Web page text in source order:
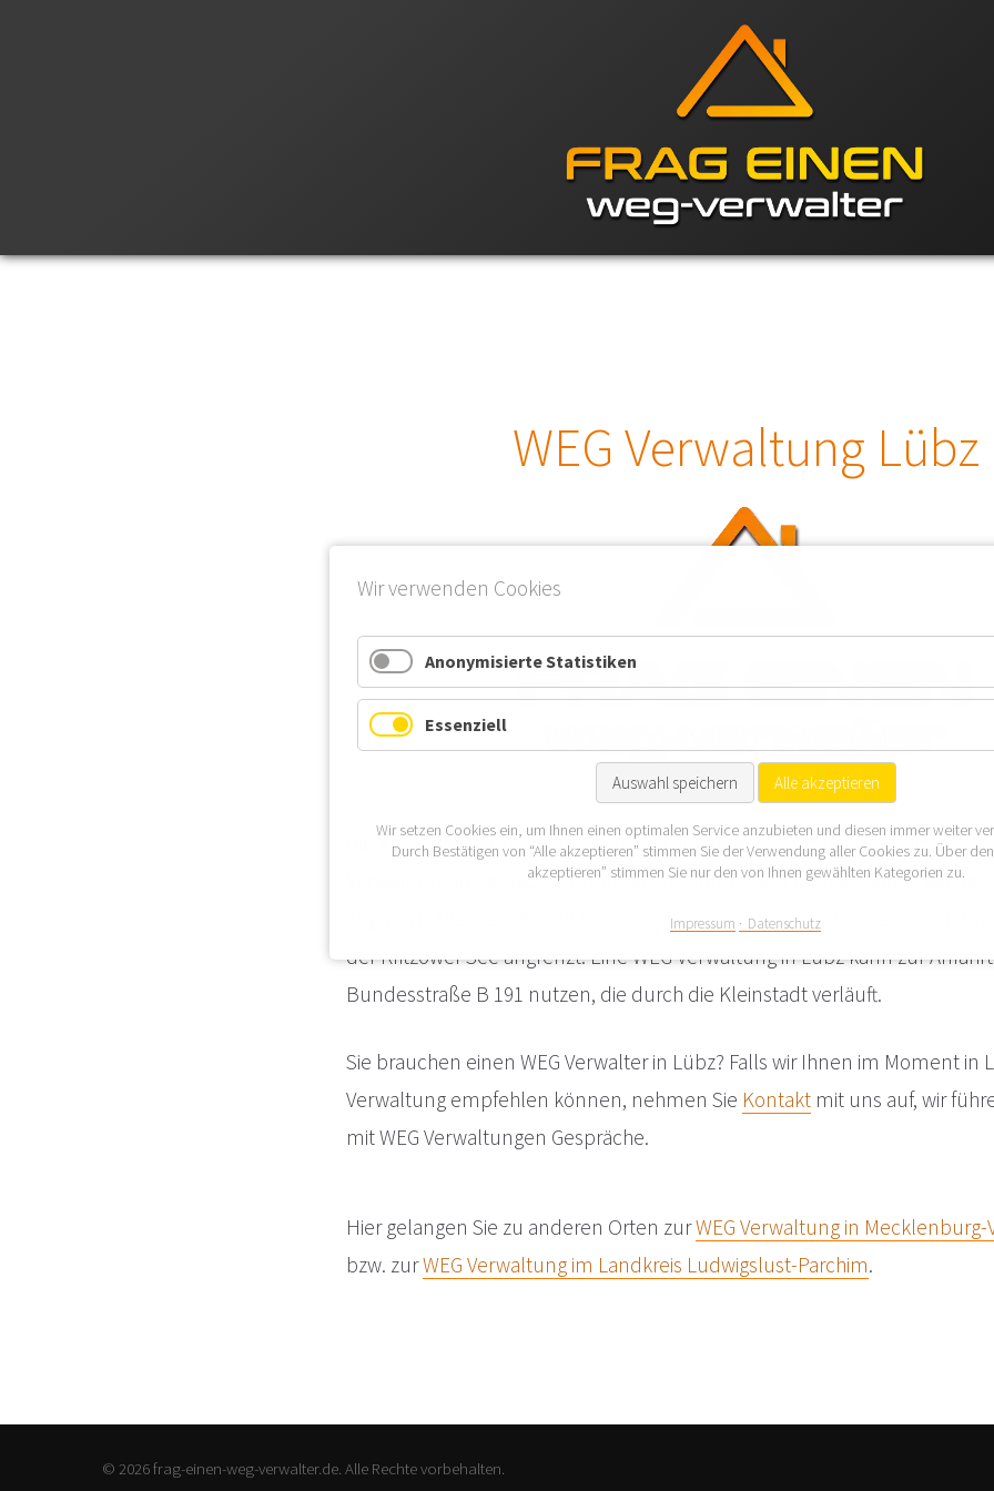
WEG Verwaltung Lübz
Die Kleinstadt Lübz befindet sich im Landkreis Ludwigslust-Parchim im
Verwaltung sollte nach Immobilien im Norden von Lübz schauen, wo der
angrenzt. Alternativ finden sich auch gute Lagen für Immobilien in Lübz im
der Kritzower See angrenzt. Eine WEG Verwaltung in Lübz kann zur
Bundesstraße B 191 nutzen, die durch die Kleinstadt verläuft.
Sie brauchen einen WEG Verwalter in Lübz? Falls wir Ihnen im Moment in
Verwaltung empfehlen können, nehmen Sie Kontakt mit uns auf, wir
mit WEG Verwaltungen Gespräche.
Hier gelangen Sie zu anderen Orten zurWEG Verwaltung in
bzw. zurWEG Verwaltung im Landkreis Ludwigslust-Parchim.
© 2026 frag-einen-weg-verwalter.de. Alle Rechte vorbehalten.
Wir verwenden Cookies
Anonymisierte Statistiken
Essenziell
Auswahl speichern Alle akzeptieren
Wir setzen Cookies ein, um Ihnen einen optimalen Service anzubieten und diesen immer weiter
Durch Bestätigen von “Alle akzeptieren” stimmen Sie der Verwendung aller Cookies zu. Über
akzeptieren” stimmen Sie nur den von Ihnen gewählten Kategorien zu.
Impressum Datenschutz